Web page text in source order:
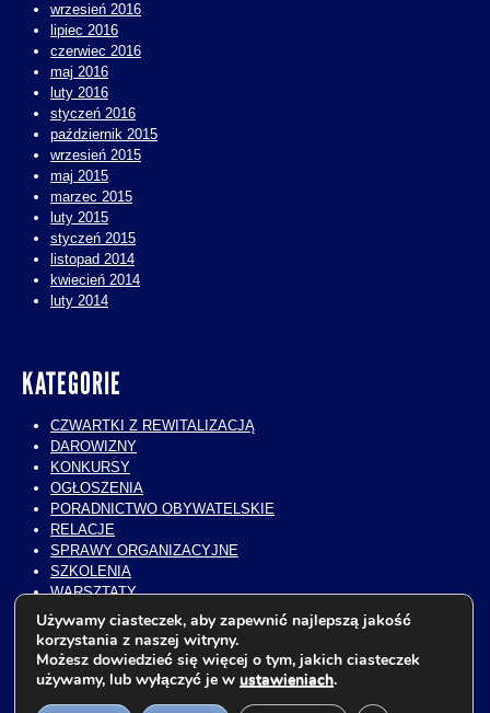
wrzesień 2016
lipiec 2016
czerwiec 2016
maj 2016
luty 2016
styczeń 2016
październik 2015
wrzesień 2015
maj 2015
marzec 2015
luty 2015
styczeń 2015
listopad 2014
kwiecień 2014
luty 2014
KATEGORIE
CZWARTKI Z REWITALIZACJĄ
DAROWIZNY
KONKURSY
OGŁOSZENIA
PORADNICTWO OBYWATELSKIE
RELACJE
SPRAWY ORGANIZACYJNE
SZKOLENIA
WARSZTATY
WIZYTY STUDIALNE
WOLONTARIAT
WYKŁADY
ZAJĘCIA EDUKACYJNE
Używamy ciasteczek, aby zapewnić najlepszą jakość
korzystania z naszej witryny.
Możesz dowiedzieć się więcej o tym, jakich ciasteczek
używamy, lub wyłączyć je w ustawieniach.